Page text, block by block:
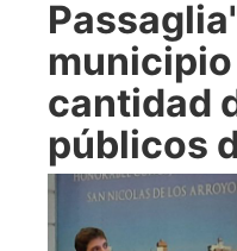
cantidad
públicos